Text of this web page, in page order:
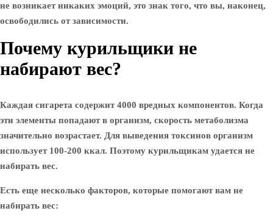
не возникает никаких эмоций, это знак того, что вы, наконец,
освободились от зависимости.
Почему курильщики не
набирают вес?
Каждая сигарета содержит 4000 вредных компонентов. Когда
эти элементы попадают в организм, скорость метаболизма
значительно возрастает. Для выведения токсинов организм
использует 100-200 ккал. Поэтому курильщикам удается не
набирать вес.
Есть еще несколько факторов, которые помогают вам не
набирать вес: